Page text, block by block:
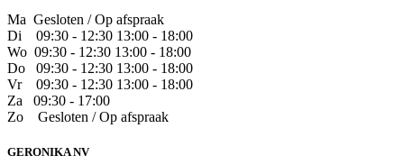
Ma Gesloten / Op afspraak
Di 09:30 - 12:30 13:00 - 18:00
Wo 09:30 - 12:30 13:00 - 18:00
Do ​09:30 - 12:30 13:00 - 18:00
Vr ​09:30 - 12:30 13:00 - 18:00
Za 09:30 - 17:00
Zo
​Gesloten / Op afspraak
GERONIKA NV